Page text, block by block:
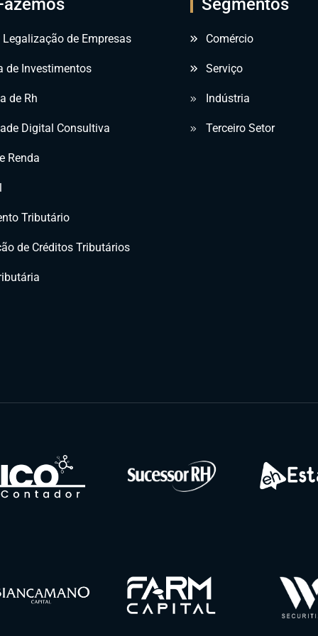
Legalização de Empresas
de Investimentos
de Rh
Digital Consultiva
Renda
Tributário
de Créditos Tributários
Segmentos
Comércio
Serviço
Indústria
Terceiro Setor